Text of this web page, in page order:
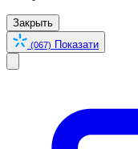
Закрыть
(067) Показати